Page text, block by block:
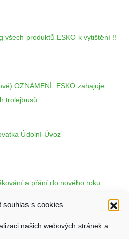
souhlas s cookies
našich webových stránek a
všech produktů ESKO k vytištění !!
OZNÁMENÍ: ESKO zahajuje
trolejbusů
Údolní-Úvoz
a přání do nového roku